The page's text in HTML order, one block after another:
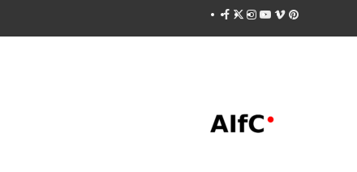
Facebook
X Instagram
Youtube
VimeoPinterest